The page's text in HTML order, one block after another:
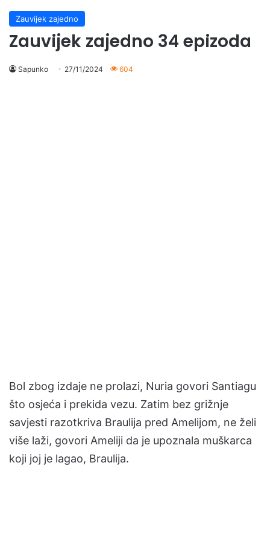
Zauvijek zajedno
Zauvijek zajedno 34 epizoda
Sapunko 27/11/2024 604
Bol zbog izdaje ne prolazi, Nuria govori Santiagu
što osjeća i prekida vezu. Zatim bez grižnje
savjesti razotkriva Braulija pred Amelijom, ne želi
više laži, govori Ameliji da je upoznala muškarca
koji joj je lagao, Braulija.